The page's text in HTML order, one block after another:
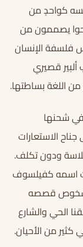
كواحدٍ من
يصممون من
فلسفة الإنسان
قصيري
اللغة بساطتها.
في شحنها
الاستعارات
ودون تكلف.
اسمه كفيلسوف
شخوص قصصه
الحي والشارع
من الأحيان.